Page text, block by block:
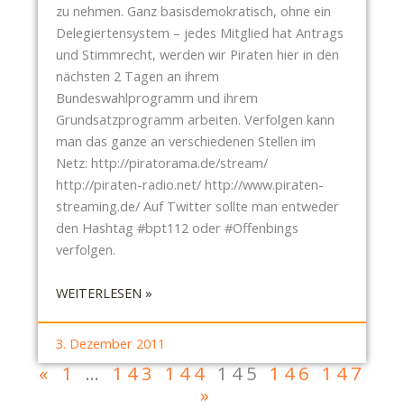
H
N
A
C
H
T
E
N
A
T
S
Z
U
N
zu nehmen. Ganz basisdemokratisch, ohne ein
Delegiertensystem – jedes Mitglied hat Antrags
und Stimmrecht, werden wir Piraten hier in den
nächsten 2 Tagen an ihrem
Bundeswahlprogramm und ihrem
Grundsatzprogramm arbeiten. Verfolgen kann
man das ganze an verschiedenen Stellen im
Netz: http://piratorama.de/stream/
http://piraten-radio.net/ http://www.piraten-
streaming.de/ Auf Twitter sollte man entweder
den Hashtag #bpt112 oder #Offenbings
verfolgen.
WEITERLESEN »:
3. Dezember 2011
« 1 … 143 144 145 146 147
»